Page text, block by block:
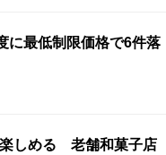
最低制限価格で6件落
しめる 老舗和菓子店